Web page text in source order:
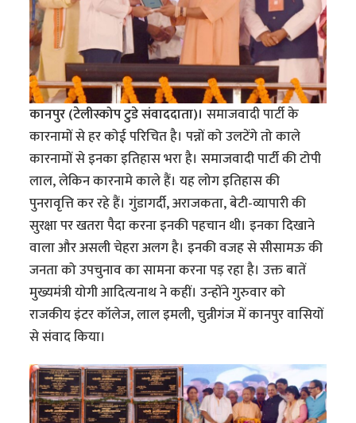
कानपुर (टेलीस्कोप टुडे संवाददाता)।समाजवादी पार्टी के
कारनामों से हर कोई परिचित है। पन्नों को उलटेंगे तो काले
कारनामों से इनका इतिहास भरा है। समाजवादी पार्टी की टोपी
लाल, लेकिन कारनामे काले हैं। यह लोग इतिहास की
पुनरावृत्ति कर रहे हैं। गुंडागर्दी, अराजकता, बेटी-व्यापारी की
सुरक्षा पर खतरा पैदा करना इनकी पहचान थी। इनका दिखाने
वाला और असली चेहरा अलग है। इनकी वजह से सीसामऊ की
जनता को उपचुनाव का सामना करना पड़ रहा है। उक्त बातें
मुख्यमंत्री योगी आदित्यनाथ ने कहीं। उन्होंने गुरुवार को
राजकीय इंटर कॉलेज, लाल इमली, चुन्नीगंज में कानपुर वासियों
से संवाद किया।